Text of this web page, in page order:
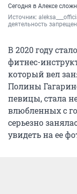
Сегодня в Алексе
Источник:
деятельность
В 2020 году
фитнес-
который вел
Полины
певицы, стала
влюбленных с
серьезно
увидеть на ее